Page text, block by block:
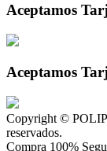
Aceptamos
Aceptamos
Copyright ©
reservados.
Compra 100%